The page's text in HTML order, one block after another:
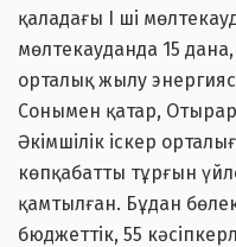
қаладағы І ші
мөлтекауданда 15
орталық жылу
Сонымен қатар,
Әкімшілік іскер
көпқабатты тұрғын
қамтылған. Бұдан
бюджеттік, 55